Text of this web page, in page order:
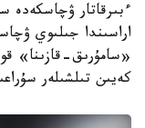
ءبىرقاتار ۋچاسكەدە
اراسىندا جىلىوي
«سامۇرىق-قازىنا»
كەيىن تىلشىلەر